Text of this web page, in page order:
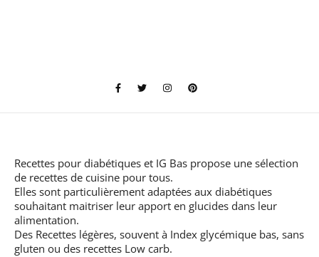
Recettes pour diabétiques et IG Bas propose une sélection
de recettes de cuisine pour tous.
Elles sont particulièrement adaptées aux diabétiques
souhaitant maitriser leur apport en glucides dans leur
alimentation.
Des Recettes légères, souvent à Index glycémique bas, sans
gluten ou des recettes Low carb.